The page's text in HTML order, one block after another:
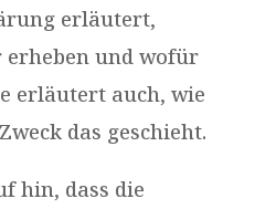
erläutert,
erheben und wofür
erläutert auch, wie
das geschieht.
hin, dass die